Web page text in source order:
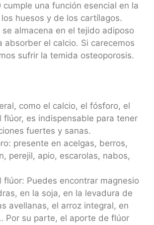
cumple una función esencial en la
huesos y de los cartílagos.
se almacena en el tejido adiposo
absorber el calcio. Si carecemos
sufrir la temida osteoporosis.
como el calcio, el fósforo, el
flúor, es indispensable para tener
fuertes y sanas.
presente en acelgas, berros,
perejil, apio, escarolas, nabos,
flúor: Puedes encontrar magnesio
en la soja, en la levadura de
avellanas, el arroz integral, en
Por su parte, el aporte de flúor